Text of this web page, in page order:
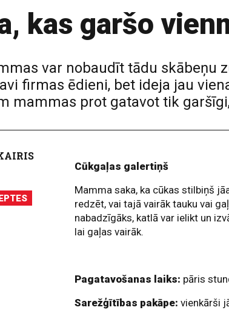
kas garšo
var nobaudīt tādu skābeņu
firmas ēdieni, bet ideja jau
mammas prot gatavot tik
Cūkgaļas galertiņš
Mamma saka, ka cūkas stilbiņš
redzēt, vai tajā vairāk tauku vai
nabadzīgāks, katlā var ielikt un
lai gaļas vairāk.
Pagatavošanas laiks: pāris
Sarežģītības pakāpe:vienkārši